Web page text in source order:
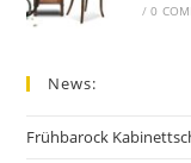
/ 0
News:
Frühbarock